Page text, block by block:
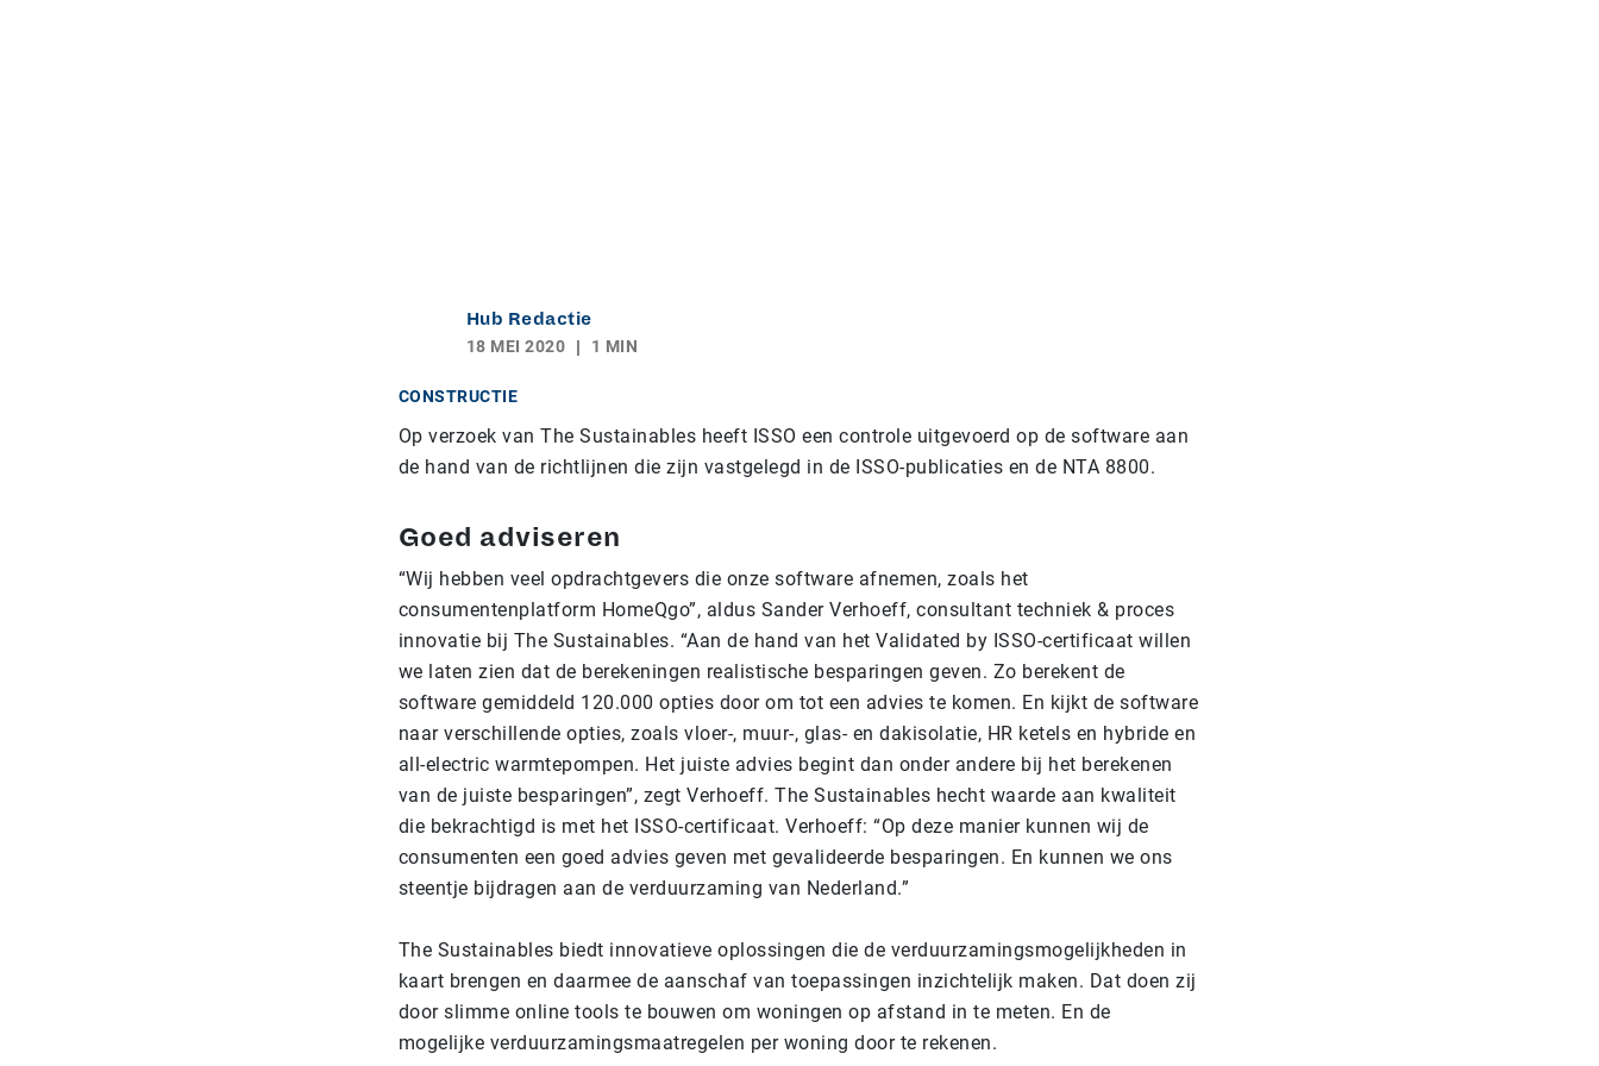
Hub Redactie
18 MEI 2020
1 MIN
CONSTRUCTIE
Op verzoek van The Sustainables heeft ISSO een controle uitgevoerd op de software aan
de hand van de richtlijnen die zijn vastgelegd in de ISSO-publicaties en de NTA 8800.
Goed adviseren
“Wij hebben veel opdrachtgevers die onze software afnemen, zoals het
consumentenplatform HomeQgo”, aldus Sander Verhoeff, consultant techniek & proces
innovatie bij The Sustainables. “Aan de hand van het Validated by ISSO-certificaat willen
we laten zien dat de berekeningen realistische besparingen geven. Zo berekent de
software gemiddeld 120.000 opties door om tot een advies te komen. En kijkt de software
naar verschillende opties, zoals vloer-, muur-, glas- en dakisolatie, HR ketels en hybride en
all-electric warmtepompen. Het juiste advies begint dan onder andere bij het berekenen
van de juiste besparingen”, zegt Verhoeff. The Sustainables hecht waarde aan kwaliteit
die bekrachtigd is met het ISSO-certificaat. Verhoeff: “Op deze manier kunnen wij de
consumenten een goed advies geven met gevalideerde besparingen. En kunnen we ons
steentje bijdragen aan de verduurzaming van Nederland.”
The Sustainables biedt innovatieve oplossingen die de verduurzamingsmogelijkheden in
kaart brengen en daarmee de aanschaf van toepassingen inzichtelijk maken. Dat doen zij
door slimme online tools te bouwen om woningen op afstand in te meten. En de
mogelijke verduurzamingsmaatregelen per woning door te rekenen.